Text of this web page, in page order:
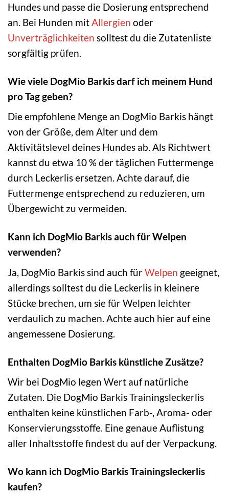
Hundes und passe die Dosierung entsprechend
an. Bei Hunden mitAllergien oder
Unverträglichkeiten solltest du die Zutatenliste
sorgfältig prüfen.
Wie viele DogMio Barkis darf ich meinem Hund
pro Tag geben?
Die empfohlene Menge an DogMio Barkis hängt
von der Größe, dem Alter und dem
Aktivitätslevel deines Hundes ab. Als Richtwert
kannst du etwa 10 % der täglichen Futtermenge
durch Leckerlis ersetzen. Achte darauf, die
Futtermenge entsprechend zu reduzieren, um
Übergewicht zu vermeiden.
Kann ich DogMio Barkis auch für Welpen
verwenden?
Ja, DogMio Barkis sind auch fürWelpen geeignet,
allerdings solltest du die Leckerlis in kleinere
Stücke brechen, um sie für Welpen leichter
verdaulich zu machen. Achte auch hier auf eine
angemessene Dosierung.
Enthalten DogMio Barkis künstliche Zusätze?
Wir bei DogMio legen Wert auf natürliche
Zutaten. Die DogMio Barkis Trainingsleckerlis
enthalten keine künstlichen Farb-, Aroma- oder
Konservierungsstoffe. Eine genaue Auflistung
aller Inhaltsstoffe findest du auf der Verpackung.
Wo kann ich DogMio Barkis Trainingsleckerlis
kaufen?